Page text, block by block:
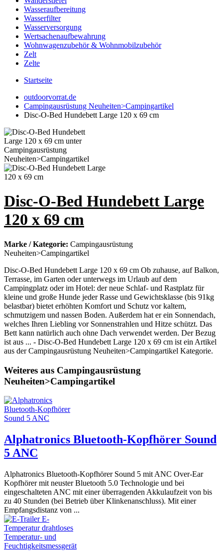
Wasseraufbereitung
Wasserfilter
Wasserversorgung
Wertsachenaufbewahrung
Wohnwagenzubehör & Wohnmobilzubehör
Zelt
Zelte
Startseite
outdoorvorrat.de
Campingausrüstung Neuheiten>Campingartikel
Disc-O-Bed Hundebett Large 120 x 69 cm
Disc-O-Bed Hundebett Large
120 x 69 cm
Marke / Kategorie: Campingausrüstung
Neuheiten>Campingartikel
Disc-O-Bed Hundebett Large 120 x 69 cm Ob zuhause, auf Balkon,
Terrasse, im Garten oder unterwegs im Urlaub auf dem
Campingplatz oder im Hotel: der neue Schlaf- und Rastplatz für
kleine und große Hunde jeder Rasse und Gewichtsklasse (bis 91kg
belastbar) bietet erhöhten Komfort und Schutz vor kaltem,
schmutzigem und nassen Boden. Außerdem hat er ein Sonnendach,
welches Ihren Liebling vor Sonnenstrahlen und Hitze schützt. Das
Bett kann natürlich auch ohne Dach verwendet werden. Der Bezug
ist aus ... - Disc-O-Bed Hundebett Large 120 x 69 cm ist ein Artikel
aus der Campingausrüstung Neuheiten>Campingartikel Kategorie.
Weiteres aus Campingausrüstung
Neuheiten>Campingartikel
Alphatronics Bluetooth-Kopfhörer Sound
5 ANC
Alphatronics Bluetooth-Kopfhörer Sound 5 mit ANC Over-Ear
Kopfhörer mit neuster Bluetooth 5.0 Technologie und bei
eingeschalteten ANC mit einer überragenden Akkulaufzeit von bis
zu 40 Stunden (bei Betrieb über Klinkenanschluss). Mit einer
Empfangsdistanz von ...